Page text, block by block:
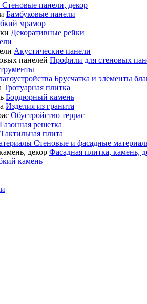
Стеновые панели, декор
Бамбуковые панели
мрамор
Декоративные рейки
Акустические панели
Профили для стеновых
Брусчатка и элементы
Тротуарная плитка
Бордюрный камень
Изделия из гранита
Обустройство террас
Газонная решетка
Тактильная плита
Стеновые и фасадные
Фасадная плитка, камень,
камень